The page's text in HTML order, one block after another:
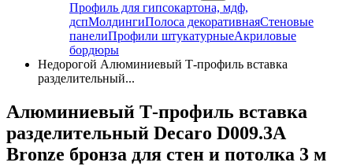
Профиль для гипсокартона, мдф,
дспМолдингиПолоса декоративнаяСтеновые
панелиПрофили штукатурныеАкриловые
бордюры
Недорогой Алюминиевый Т-профиль вставка
разделительный...
Алюминиевый Т-профиль вставка
разделительный Decaro D009.3A
Bronze бронза для стен и потолка 3 м